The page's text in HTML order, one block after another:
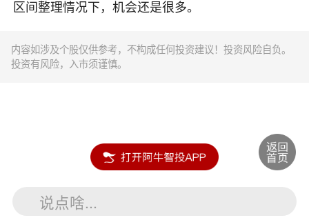
区间整理情况下，机会还是很多。
内容如涉及个股仅供参考，不构成任何投资建议！投资风险自负。
投资有风险，入市须谨慎。
说点啥...